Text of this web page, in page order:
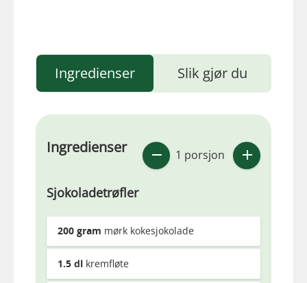
Ingredienser Slik gjør du
Ingredienser 1 porsjon
Sjokoladetrøfler
200 gram mørk kokesjokolade
1.5 dl kremfløte